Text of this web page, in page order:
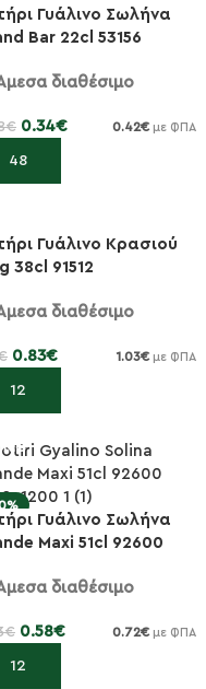
Γυάλινο Σωλήνα
Bar 22cl 53156
διαθέσιμο
€ 0.34€ 0.42€ με ΦΠΑ
στο καλάθι
Γυάλινο Κρασιού
38cl 91512
διαθέσιμο
0.83€ 1.03€ με ΦΠΑ
στο καλάθι
Γυάλινο Σωλήνα
Maxi 51cl 92600
διαθέσιμο
€ 0.58€ 0.72€ με ΦΠΑ
στο καλάθι